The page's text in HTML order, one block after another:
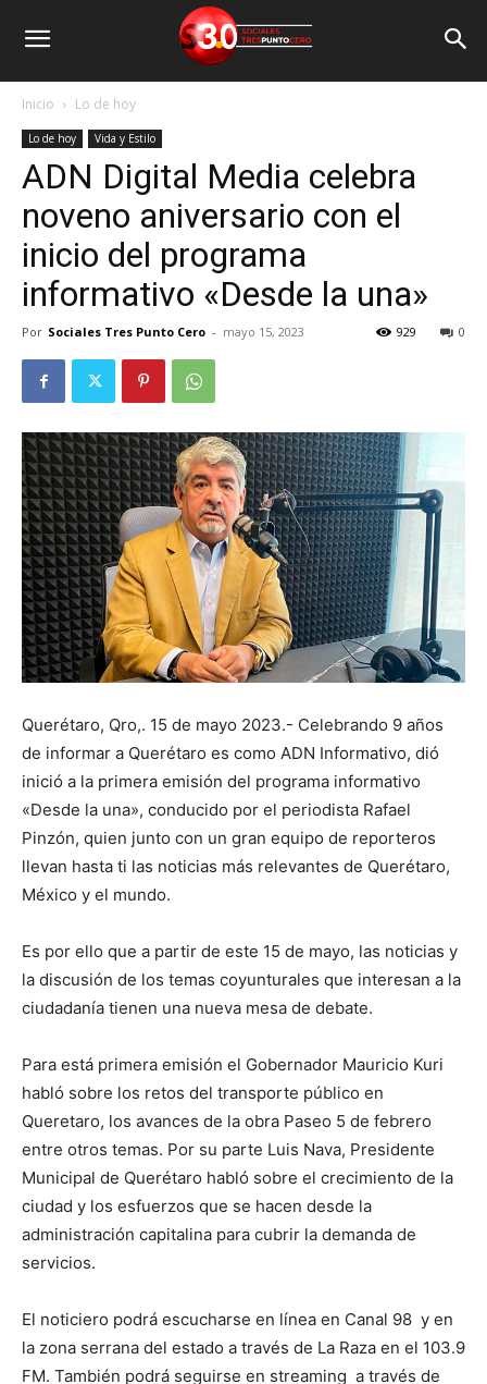
Inicio Lo de hoy
Lo de hoy Vida y Estilo
ADN Digital Media celebra
noveno aniversario con el
inicio del programa
informativo «Desde la una»
Por Sociales Tres Punto Cero - mayo 15, 2023 0
929
Querétaro, Qro,. 15 de mayo 2023.- Celebrando 9 años
de informar a Querétaro es como ADN Informativo, dió
inició a la primera emisión del programa informativo
«Desde la una», conducido por el periodista Rafael
Pinzón, quien junto con un gran equipo de reporteros
llevan hasta ti las noticias más relevantes de Querétaro,
México y el mundo.
Es por ello que a partir de este 15 de mayo, las noticias y
la discusión de los temas coyunturales que interesan a la
ciudadanía tienen una nueva mesa de debate.
Para está primera emisión el Gobernador Mauricio Kuri
habló sobre los retos del transporte público en
Queretaro, los avances de la obra Paseo 5 de febrero
entre otros temas. Por su parte Luis Nava, Presidente
Municipal de Querétaro habló sobre el crecimiento de la
ciudad y los esfuerzos que se hacen desde la
administración capitalina para cubrir la demanda de
servicios.
El noticiero podrá escucharse en línea en Canal 98 y en
la zona serrana del estado a través de La Raza en el 103.9
FM. También podrá seguirse en streaming a través de